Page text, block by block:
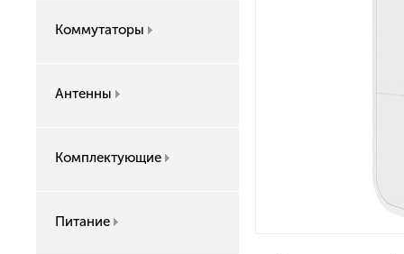
Коммутаторы
Антенны
Комплектующие
Питание